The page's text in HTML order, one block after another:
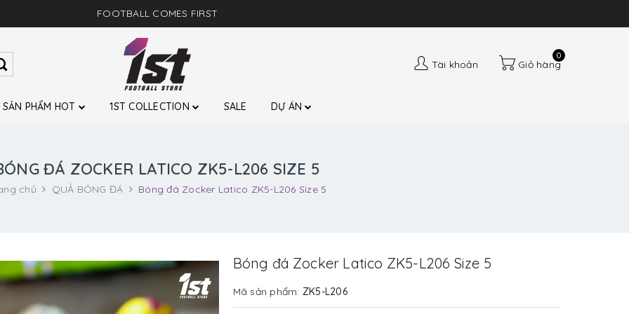
FOOTBALL COMES FIRST
0
Giỏ hàng
Tài khoản
SẢN PHẨM HOT 1ST COLLECTION SALE DỰ ÁN
ĐÁ ZOCKER LATICO ZK5-L206 SIZE 5
chủ QUẢ BÓNG ĐÁ Bóng đá Zocker Latico ZK5-L206 Size 5
Bóng đá Zocker Latico ZK5-L206 Size 5
Mã sản phẩm: ZK5-L206